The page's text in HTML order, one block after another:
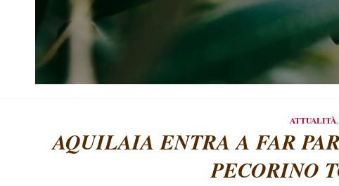
ATTUALITÀ,
AQUILAIA ENTRA A FAR
PECORINO